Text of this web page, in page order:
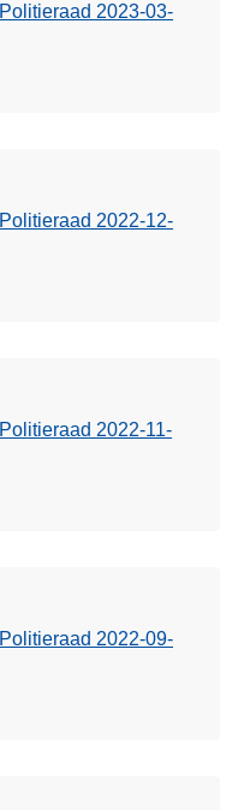
2023-03-
2022-12-
2022-11-
2022-09-